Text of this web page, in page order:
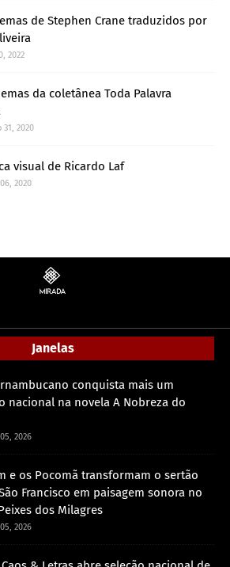
de Stephen Crane traduzidos por
2022
da coletânea Toda Palavra
2020
visual de Ricardo Laf
2020
Janelas
conquista mais um
nacional na novela A Nobreza do
2026
e os Pocomã transformam o sertão
Francisco em paisagem sonora no
dos Milagres
2026